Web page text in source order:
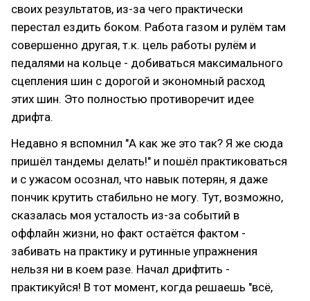
своих результатов, из-за чего практически
перестал ездить боком. Работа газом и рулём там
совершенно другая, т.к. цель работы рулём и
педалями на кольце - добиваться максимального
сцепления шин с дорогой и экономный расход
этих шин. Это полностью противоречит идее
дрифта.
Недавно я вспомнил "А как же это так? Я же сюда
пришёл тандемы делать!" и пошёл практиковаться
и с ужасом осознал, что навык потерян, я даже
пончик крутить стабильно не могу. Тут, возможно,
сказалась моя усталость из-за событий в
оффлайн жизни, но факт остаётся фактом -
забивать на практику и рутинные упражнения
нельзя ни в коем разе. Начал дрифтить -
практикуйся! В тот момент, когда решаешь "всё,